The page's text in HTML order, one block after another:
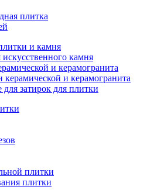
плитка
и камня
камня
и керамогранита
керамической и керамогранита
затирок для плитки
плитки
плитки